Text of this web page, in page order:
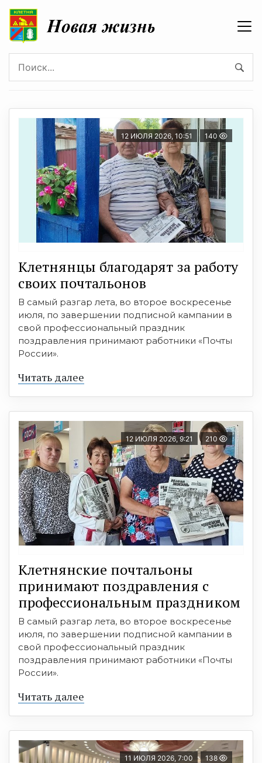
12 ИЮЛЯ 2026, 10:51 140
Клетнянцы благодарят за работу
своих почтальонов
В самый разгар лета, во второе воскресенье
июля, по завершении подписной кампании в
свой профессиональный праздник
поздравления принимают работники «Почты
России».
Читать далее
12 ИЮЛЯ 2026, 9:21 210
Клетнянские почтальоны
принимают поздравления с
профессиональным праздником
В самый разгар лета, во второе воскресенье
июля, по завершении подписной кампании в
свой профессиональный праздник
поздравления принимают работники «Почты
России».
Читать далее
11 ИЮЛЯ 2026, 7:00 138